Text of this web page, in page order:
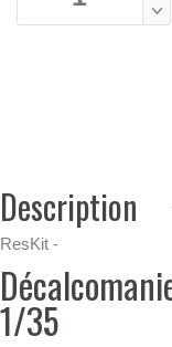
Description
ResKit -
1/35